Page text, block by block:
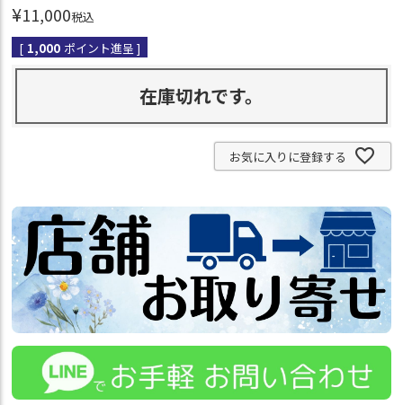
¥11,000税込
[ 1,000 ポイント進呈 ]
在庫切れです。
お気に入りに登録する